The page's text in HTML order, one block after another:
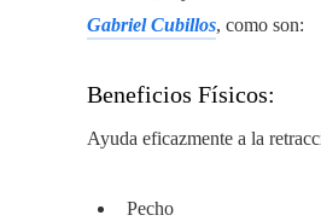
Gabriel Cubillos, como son:
Beneficios Físicos:
Ayuda eficazmente a la
Pecho